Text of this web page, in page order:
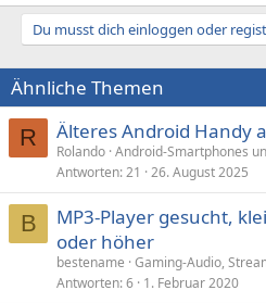
Du musst dich einloggen oder
Ähnliche Themen
R Älteres Android Handy
Rolando Android-Smartphones
Antworten 21 26. August 2025
B
MP3-Player gesucht,
oder höher
bestename Gaming-Audio,
Antworten 6 1. Februar 2020